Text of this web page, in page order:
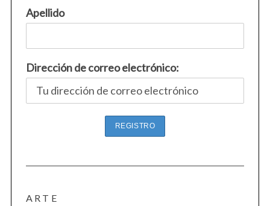
Apellido
Dirección de correo electrónico:
ARTE